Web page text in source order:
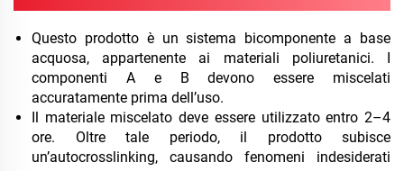
Questo prodotto è un sistema bicomponente a base
acquosa, appartenente ai materiali poliuretanici. I
componenti A e B devono essere miscelati
accuratamente prima dell’uso.
Il materiale miscelato deve essere utilizzato entro 2–4
ore. Oltre tale periodo, il prodotto subisce
un’autocrosslinking, causando fenomeni indesiderati